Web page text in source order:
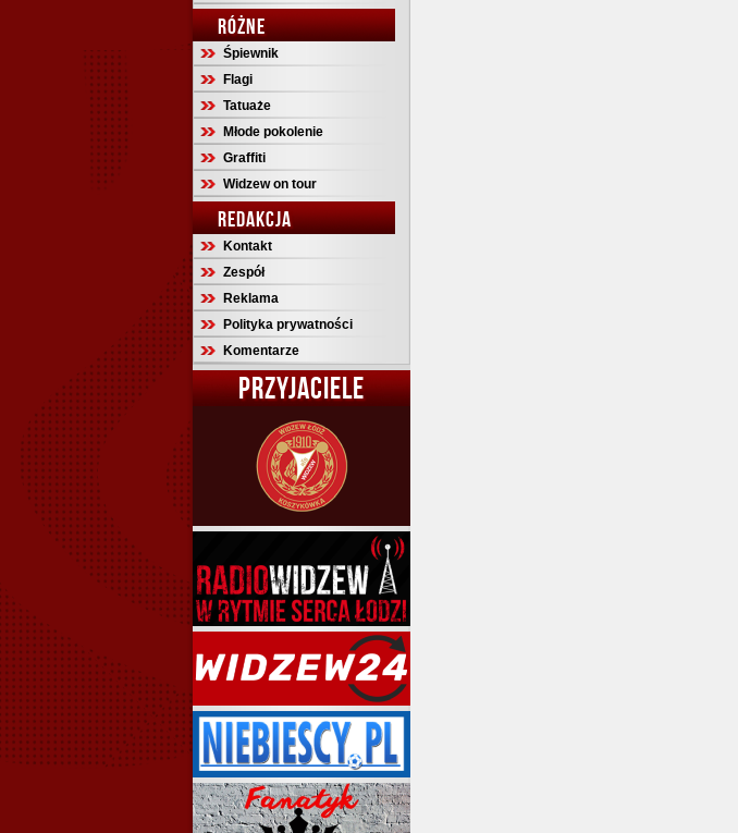
RÓŻNE
Śpiewnik
Flagi
Tatuaże
Młode pokolenie
Graffiti
Widzew on tour
REDAKCJA
Kontakt
Zespół
Reklama
Polityka prywatności
Komentarze
PRZYJACIELE